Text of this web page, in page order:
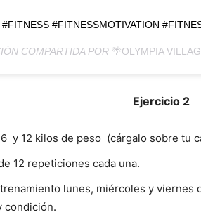
#FITNESSMOTIVATION
COMPARTIDA POR 🌴OLYMPIA
Ejercicio 2
y 12 kilos de peso (cárgalo sobre tu
12 repeticiones cada una.
lunes, miércoles y viernes
condición.